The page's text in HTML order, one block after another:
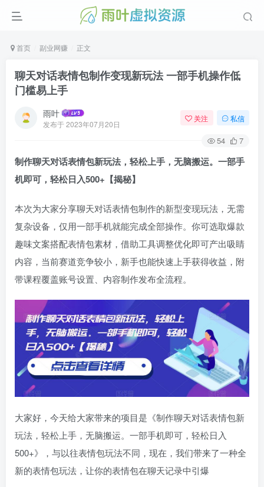
首页 副业网赚 正文
聊天对话表情包制作变现新玩法 一部手机操作低
门槛易上手
雨叶
发布于2023年07月20日
关注 私信
54 7
制作聊天对话表情包新玩法，轻松上手，无脑搬运。一部手
机即可，轻松日入500+【揭秘】
本次为大家分享聊天对话表情包制作的新型变现玩法，无需
复杂设备，仅用一部手机就能完成全部操作。你可选取爆款
趣味文案搭配表情包素材，借助工具调整优化即可产出吸睛
内容，当前赛道竞争较小，新手也能快速上手获得收益，附
带课程覆盖账号设置、内容制作发布全流程。
大家好，今天给大家带来的项目是《制作聊天对话表情包新
玩法，轻松上手，无脑搬运。一部手机即可，轻松日入
500+》，与以往表情包玩法不同，现在，我们带来了一种全
新的表情包玩法，让你的表情包在聊天记录中引爆